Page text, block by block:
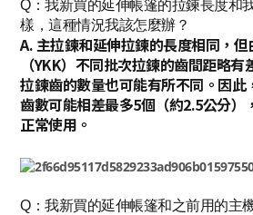
Q：我新買的延伸帳篷的拉鍊長度和
樣，這種情況我該怎麼辦？
A. 主拉鍊和延伸拉鍊的長度相同，
（YKK）不同批次拉鍊的齒間距略
拉鍊齒的數量也可能有所不同。因此
齒數可能相差最多5個（約2.5公分）
正常使用。
Q：我新買的延伸帳篷和之前用的主